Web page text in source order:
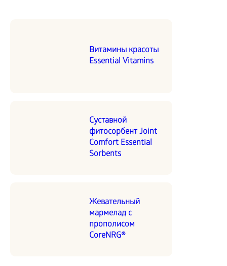
Витамины красоты
Essential Vitamins
Суставной
фитосорбент Joint
Comfort Essential
Sorbents
Жевательный
мармелад с
прополисом
CoreNRG®